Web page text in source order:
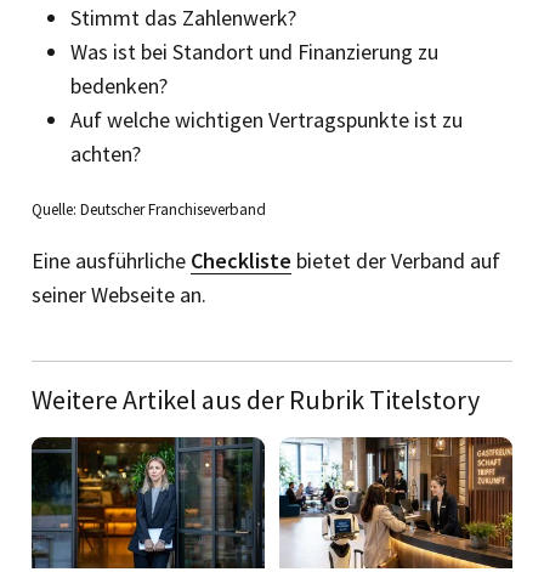
Stimmt das Zahlenwerk?
Was ist bei Standort und Finanzierung zu
bedenken?
Auf welche wichtigen Vertragspunkte ist zu
achten?
Quelle: Deutscher Franchiseverband
Eine ausführliche Checkliste bietet der Verband auf
seiner Webseite an.
Weitere Artikel aus der Rubrik Titelstory